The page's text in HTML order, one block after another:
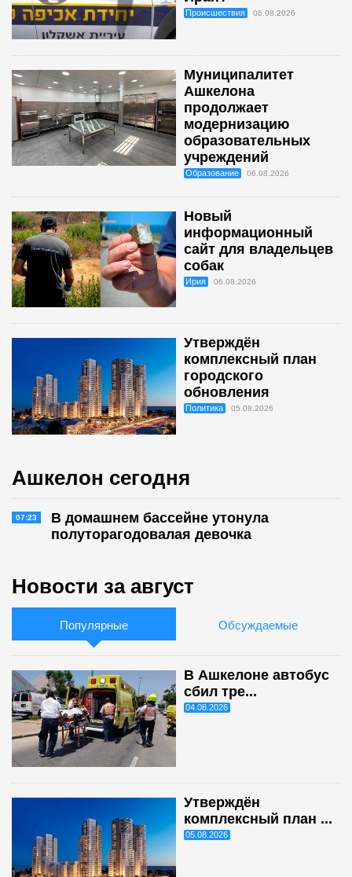
Происшествия 06.08.2026
Муниципалитет
Ашкелона
продолжает
модернизацию
образовательных
учреждений
Образование 06.08.2026
Новый
информационный
сайт для владельцев
собак
Ирия 06.08.2026
Утверждён
комплексный план
городского
обновления
Политика 05.08.2026
Ашкелон сегодня
07:23
В домашнем бассейне утонула
полуторагодовалая девочка
Новости за август
Популярные Обсуждаемые
В Ашкелоне автобус
сбил тре...
04.08.2026
Утверждён
комплексный план ...
05.08.2026